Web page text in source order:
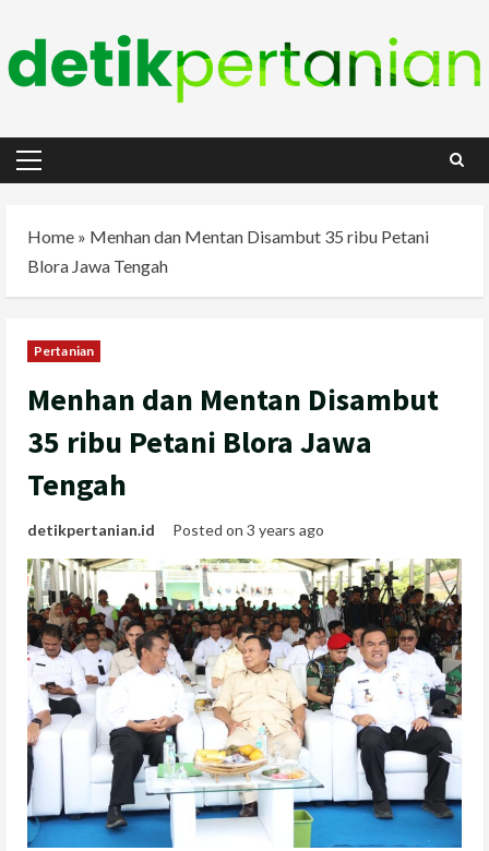
content
Primary
Home » Menhan dan Mentan Disambut 35 ribu Petani
Blora Jawa Tengah
Pertanian
Menhan dan Mentan Disambut
35 ribu Petani Blora Jawa
Tengah
detikpertanian.id Posted on 3 years ago